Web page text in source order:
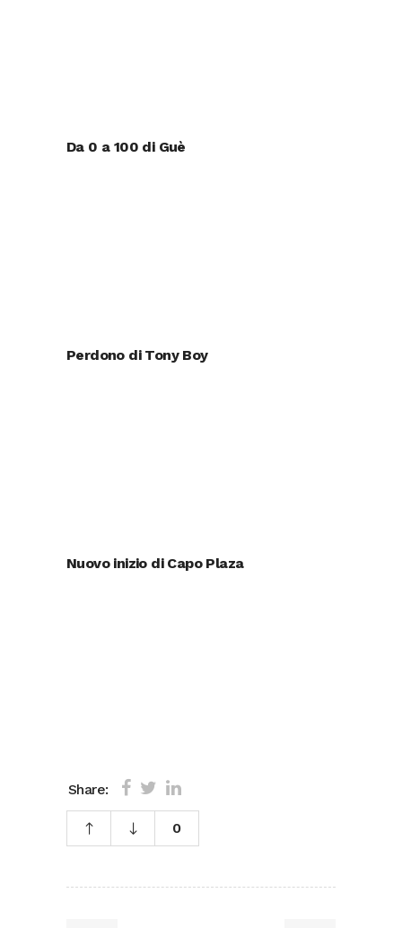
Da 0 a 100 di Guè
Perdono di Tony Boy
Nuovo inizio di Capo Plaza
Share:
0